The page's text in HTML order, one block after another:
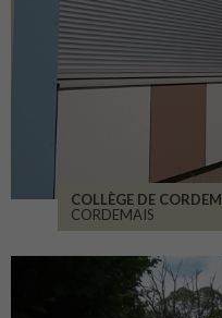
COLLÈGE DE
CORDEMAIS